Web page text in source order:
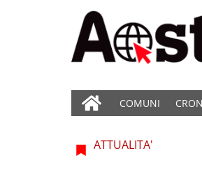
COMUNI
ATTUALITA'